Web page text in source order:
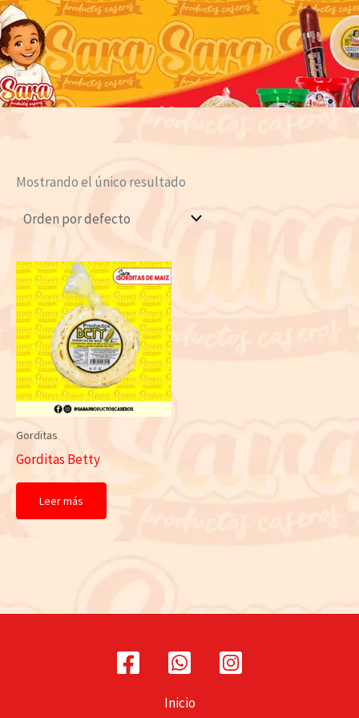
Mostrando el único resultado
Gorditas
Gorditas Betty
Leer más
Inicio